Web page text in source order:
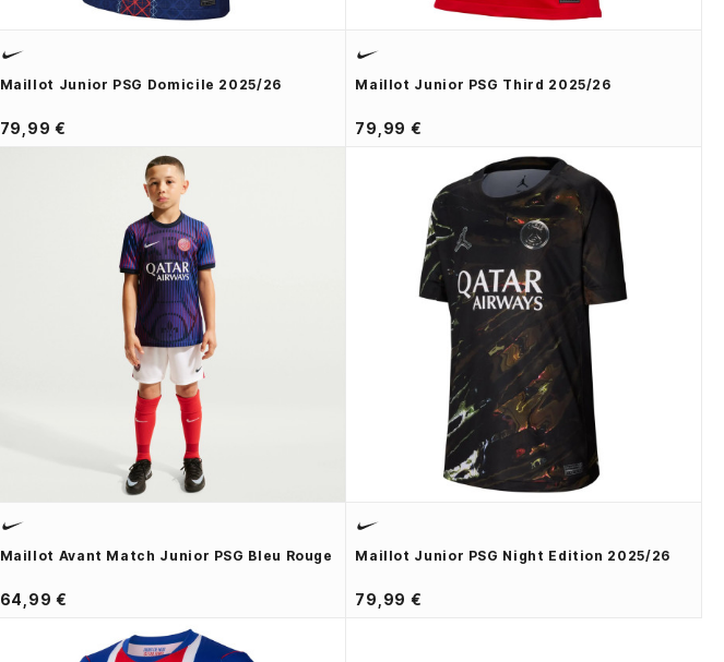
Maillot Junior PSG Domicile 2025/26
79,99 €
Maillot Junior PSG Third 2025/26
79,99 €
Maillot Avant Match Junior PSG Bleu Rouge
64,99 €
Maillot Junior PSG Night Edition 2025/26
79,99 €